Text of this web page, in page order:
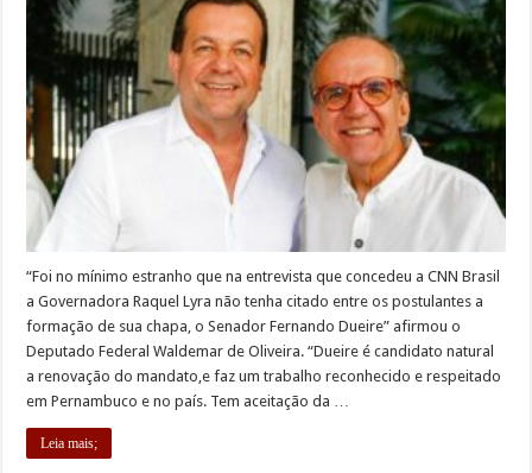
“Foi no mínimo estranho que na entrevista que concedeu a CNN Brasil
a Governadora Raquel Lyra não tenha citado entre os postulantes a
formação de sua chapa, o Senador Fernando Dueire” afirmou o
Deputado Federal Waldemar de Oliveira. “Dueire é candidato natural
a renovação do mandato,e faz um trabalho reconhecido e respeitado
em Pernambuco e no país. Tem aceitação da …
Leia mais;